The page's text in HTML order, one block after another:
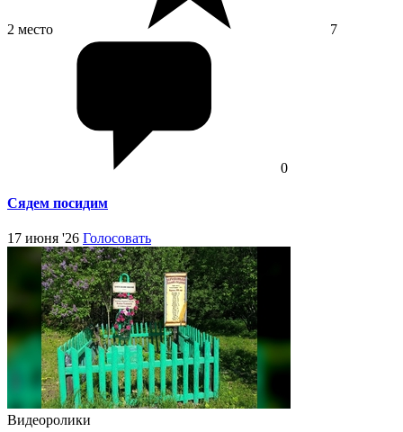
2 место 7
0
Сядем посидим
17 июня '26 Голосовать
Видеоролики